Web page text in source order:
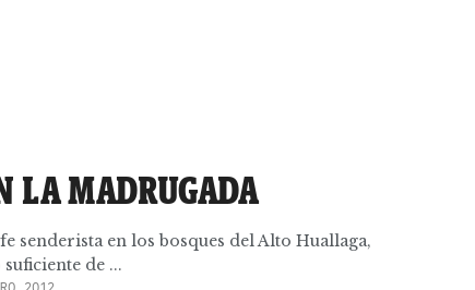
LA MADRUGADA
senderista en los bosques del Alto Huallaga,
de ...